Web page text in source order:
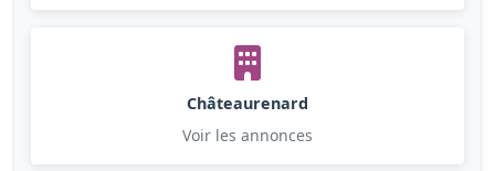
Châteaurenard
Voir les annonces